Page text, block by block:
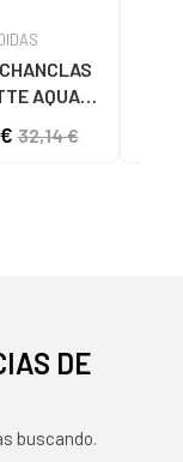
AQUA
€32,14 €
DE
buscando.